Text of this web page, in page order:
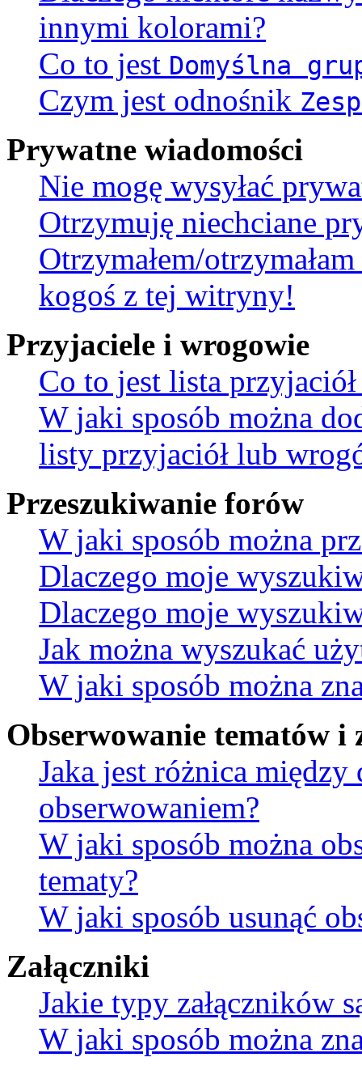
innymi kolorami?
Co to jest Domyślna
Czym jest odnośnik
Prywatne wiadomości
Nie mogę wysyłać
Otrzymuję niechciane
Otrzymałem/
kogoś z tej witryny!
Przyjaciele i wrogowie
Co to jest lista
W jaki sposób można
listy przyjaciół lub
Przeszukiwanie forów
W jaki sposób można
Dlaczego moje
Dlaczego moje
Jak można wyszukać
W jaki sposób można
Obserwowanie tematów i
Jaka jest różnica między
obserwowaniem?
W jaki sposób można
tematy?
W jaki sposób usunąć
Załączniki
Jakie typy załączników
W jaki sposób można